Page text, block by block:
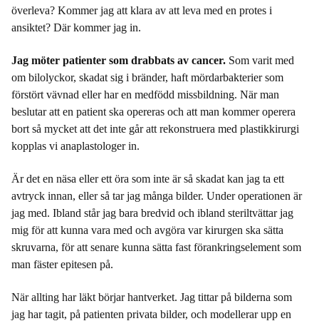
överleva? Kommer jag att klara av att leva med en protes i
ansiktet? Där kommer jag in.
Jag möter patienter som drabbats av cancer. Som varit med
om bilolyckor, skadat sig i bränder, haft mördarbakterier som
förstört vävnad eller har en medfödd missbildning. När man
beslutar att en patient ska opereras och att man kommer operera
bort så mycket att det inte går att rekonstruera med plastikkirurgi
kopplas vi anaplastologer in.
Är det en näsa eller ett öra som inte är så skadat kan jag ta ett
avtryck innan, eller så tar jag många bilder. Under operationen är
jag med. Ibland står jag bara bredvid och ibland steriltvättar jag
mig för att kunna vara med och avgöra var kirurgen ska sätta
skruvarna, för att senare kunna sätta fast förankringselement som
man fäster epitesen på.
När allting har läkt börjar hantverket. Jag tittar på bilderna som
jag har tagit, på patienten privata bilder, och modellerar upp en